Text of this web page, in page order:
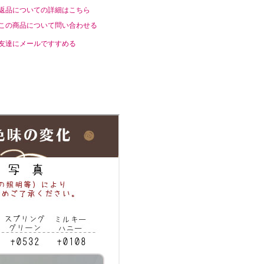
品についての詳細はこちら
の商品について問い合わせる
達にメールですすめる